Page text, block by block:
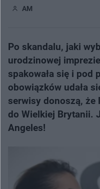
AM
Po skandalu, jaki
urodzinowej
spakowała się i pod
obowiązków udała
serwisy donoszą, że
do Wielkiej Brytanii.
Angeles!